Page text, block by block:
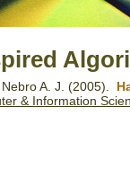
A. J. (2005).
& Information